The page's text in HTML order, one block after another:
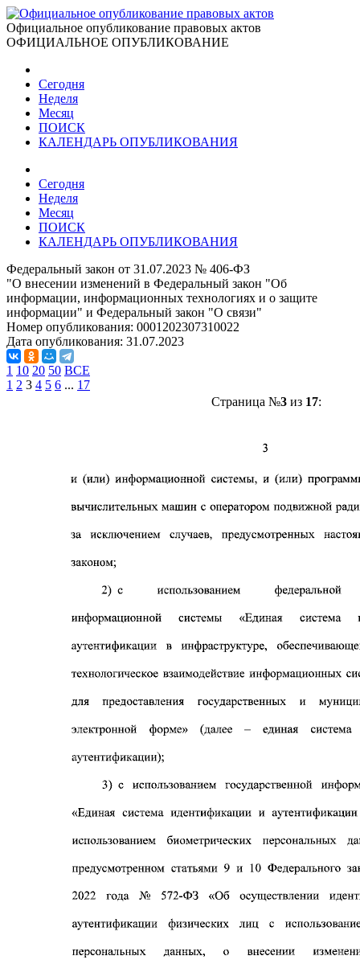
Официальное опубликование правовых актов
ОФИЦИАЛЬНОЕ ОПУБЛИКОВАНИЕ
Сегодня
Неделя
Месяц
ПОИСК
КАЛЕНДАРЬ ОПУБЛИКОВАНИЯ
Сегодня
Неделя
Месяц
ПОИСК
КАЛЕНДАРЬ ОПУБЛИКОВАНИЯ
Федеральный закон от 31.07.2023 № 406-ФЗ
"О внесении изменений в Федеральный закон "Об
информации, информационных технологиях и о защите
информации" и Федеральный закон "О связи"
Номер опубликования: 0001202307310022
Дата опубликования: 31.07.2023
1 10 20 50 ВСЕ
1 2 3 4 5 6 ... 17
Страница №3из 17: